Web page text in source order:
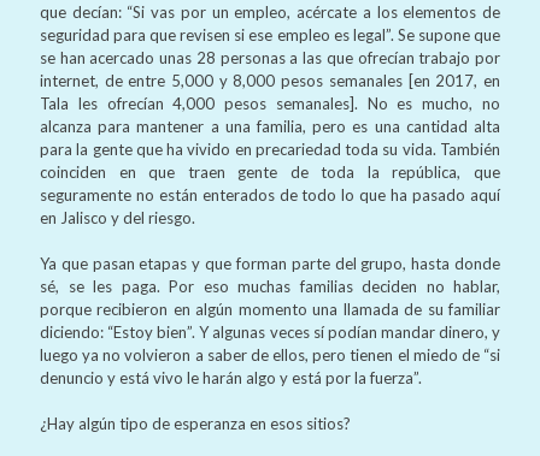
que decían: “Si vas por un empleo, acércate a los elementos de
seguridad para que revisen si ese empleo es legal”. Se supone que
se han acercado unas 28 personas a las que ofrecían trabajo por
internet, de entre 5,000 y 8,000 pesos semanales [en 2017, en
Tala les ofrecían 4,000 pesos semanales]. No es mucho, no
alcanza para mantener a una familia, pero es una cantidad alta
para la gente que ha vivido en precariedad toda su vida. También
coinciden en que traen gente de toda la república, que
seguramente no están enterados de todo lo que ha pasado aquí
en Jalisco y del riesgo.
Ya que pasan etapas y que forman parte del grupo, hasta donde
sé, se les paga. Por eso muchas familias deciden no hablar,
porque recibieron en algún momento una llamada de su familiar
diciendo: “Estoy bien”. Y algunas veces sí podían mandar dinero, y
luego ya no volvieron a saber de ellos, pero tienen el miedo de “si
denuncio y está vivo le harán algo y está por la fuerza”.
¿Hay algún tipo de esperanza en esos sitios?